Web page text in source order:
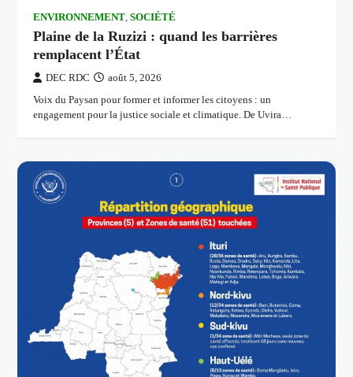
ENVIRONNEMENT,SOCIÉTÉ
Plaine de la Ruzizi : quand les barrières
remplacent l’État
DEC RDC août 5, 2026
Voix du Paysan pour former et informer les citoyens : un
engagement pour la justice sociale et climatique. De Uvira…